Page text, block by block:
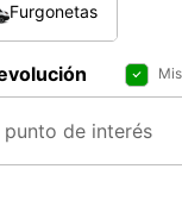
Furgonetas